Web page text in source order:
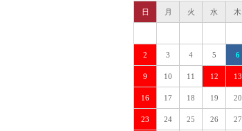
日 月 火 水 木
2 3 4 5 6
9 10 11 12 13
16 17 18 19 20
23 24 25 26 27